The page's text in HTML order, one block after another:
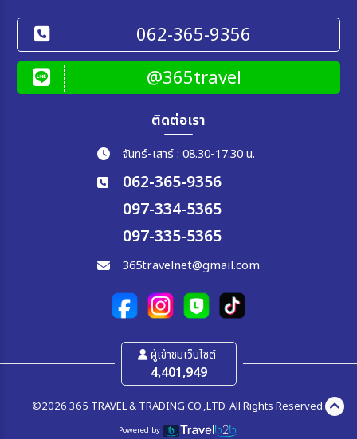
062-365-9356
@365travel
ติดต่อเรา
จันทร์-เสาร์ : 08.30-17.30 น.
062-365-9356
097-334-5365
097-335-5365
365travelnet@gmail.com
ผู้เข้าชมเว็บไซต์
4,401,949
©2026 365 TRAVEL & TRADING CO.,LTD. All Rights Reserved.
Powered by